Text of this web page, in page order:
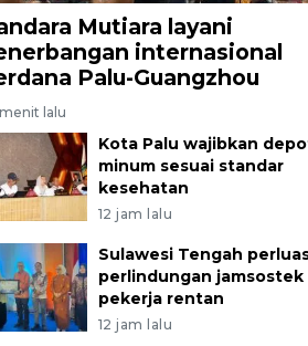
Mutiara layani
internasional
Palu-Guangzhou
lalu
Kota Palu wajibkan
minum sesuai standar
kesehatan
12 jam lalu
Sulawesi Tengah
perlindungan jamsostek
pekerja rentan
12 jam lalu